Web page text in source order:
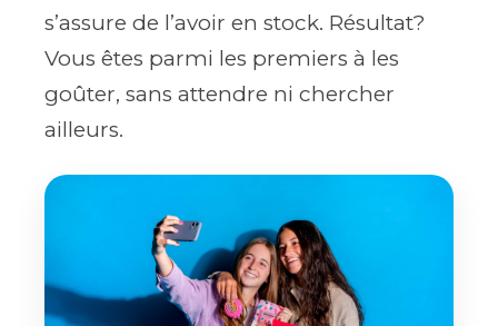
s’assure de l’avoir en stock. Résultat?
Vous êtes parmi les premiers à les
goûter, sans attendre ni chercher
ailleurs.